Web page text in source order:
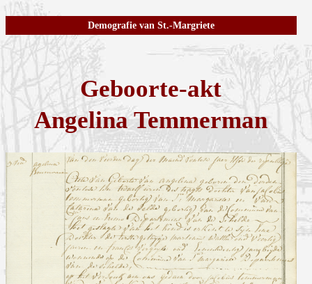
Demografie van St.-Margriete
Geboorte-akt
Angelina Temmerman